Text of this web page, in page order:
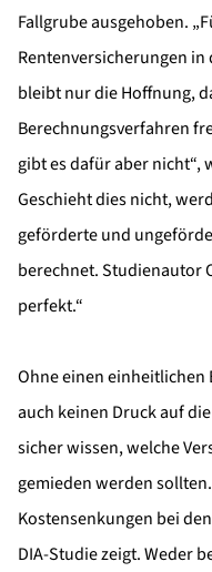
Fallgrube ausgehoben.
Rentenversicherungen
bleibt nur die Hoffnung,
Berechnungsverfahren
gibt es dafür aber
Geschieht dies nicht,
geförderte und
berechnet. Studienautor
perfekt.“
Ohne einen einheitlichen
auch keinen Druck auf
sicher wissen, welche
gemieden werden
Kostensenkungen bei
DIA-Studie zeigt. Weder